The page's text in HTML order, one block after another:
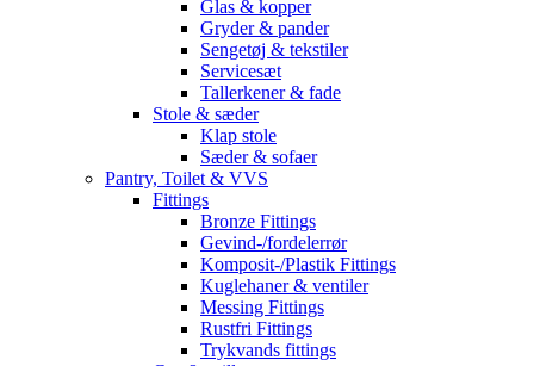
Glas & kopper
Gryder & pander
Sengetøj & tekstiler
Servicesæt
Tallerkener & fade
Stole & sæder
Klap stole
Sæder & sofaer
Pantry, Toilet & VVS
Fittings
Bronze Fittings
Gevind-/fordelerrør
Komposit-/Plastik Fittings
Kuglehaner & ventiler
Messing Fittings
Rustfri Fittings
Trykvands fittings